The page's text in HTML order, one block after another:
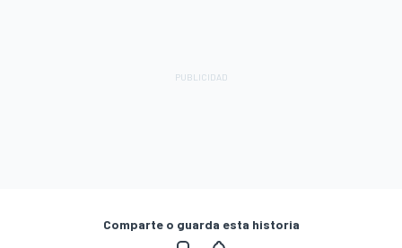
Comparte o guarda esta historia